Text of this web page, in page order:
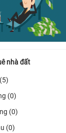
nhà đất
(0)
(0)
(0)